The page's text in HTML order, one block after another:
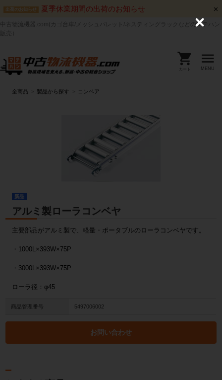
出荷のお知らせ 夏季休業期間の出荷のお知らせ
中古物流機器.com(カゴ台車/メッシュパレット/ネスティングラックなどのマテハン
カート MENU
全商品 製品から探す コンベア
新品
アルミ製ローラコンベヤ
主要部品がアルミ製で、軽量・ポータブルのローラコンベヤです。
・1000L×393W×75P
・3000L×393W×75P
ローラ径：φ45
商品管理番号 5497006002
お問い合わせ
C
e